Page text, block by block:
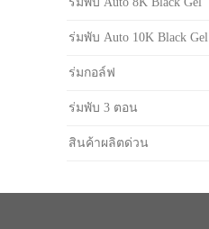
ร่มพับ Auto 10K Black Gel
ร่มกอล์ฟ
ร่มพับ 3 ตอน
สินค้าผลิตด่วน